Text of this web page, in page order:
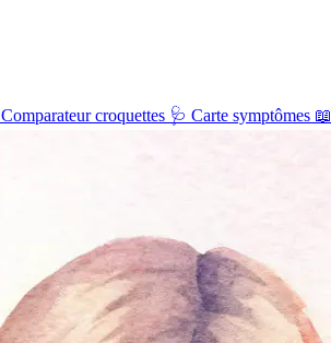
Comparateur croquettes 🩺 Carte symptômes 📖